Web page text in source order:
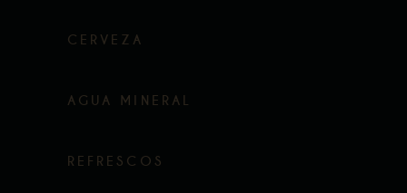
CERVEZA
AGUA MINERAL
REFRESCOS